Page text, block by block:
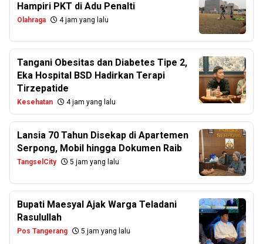
Hampiri PKT di Adu Penalti
Olahraga 4 jam yang lalu
Tangani Obesitas dan Diabetes Tipe 2,
Eka Hospital BSD Hadirkan Terapi
Tirzepatide
Kesehatan 4 jam yang lalu
Lansia 70 Tahun Disekap di Apartemen
Serpong, Mobil hingga Dokumen Raib
TangselCity 5 jam yang lalu
Bupati Maesyal Ajak Warga Teladani
Rasulullah
Pos Tangerang 5 jam yang lalu